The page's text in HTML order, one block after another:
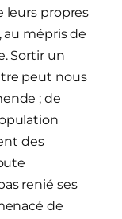
leurs propres
au mépris de
Sortir un
peut nous
; de
des
renié ses
de